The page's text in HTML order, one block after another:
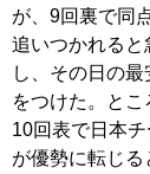
が、9回裏で同
追いつかれると
し、その日の最
をつけた。とこ
10回表で日本チ
が優勢に転じる